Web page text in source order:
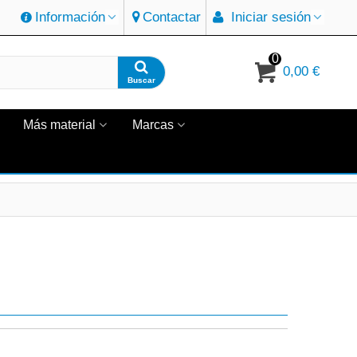
Información Contactar Iniciar sesión
Buscar
0
0,00 €
Más material Marcas